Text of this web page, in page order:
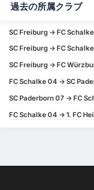
過去の所属クラブ
SC Freiburg -> FC
SC Freiburg -> FC
SC Freiburg -> FC
FC Schalke 04 -> SC
SC Paderborn 07 -> FC
FC Schalke 04 -> 1. FC